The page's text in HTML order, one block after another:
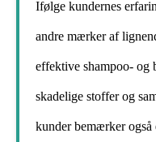
Ifølge kundernes
andre mærker af
effektive shampoo- og
skadelige stoffer og
kunder bemærker